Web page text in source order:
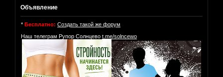
Объявление
* Бесплатно: Создать такой же форум
Наш телеграм Рупор Солнцево t.me/solncewo